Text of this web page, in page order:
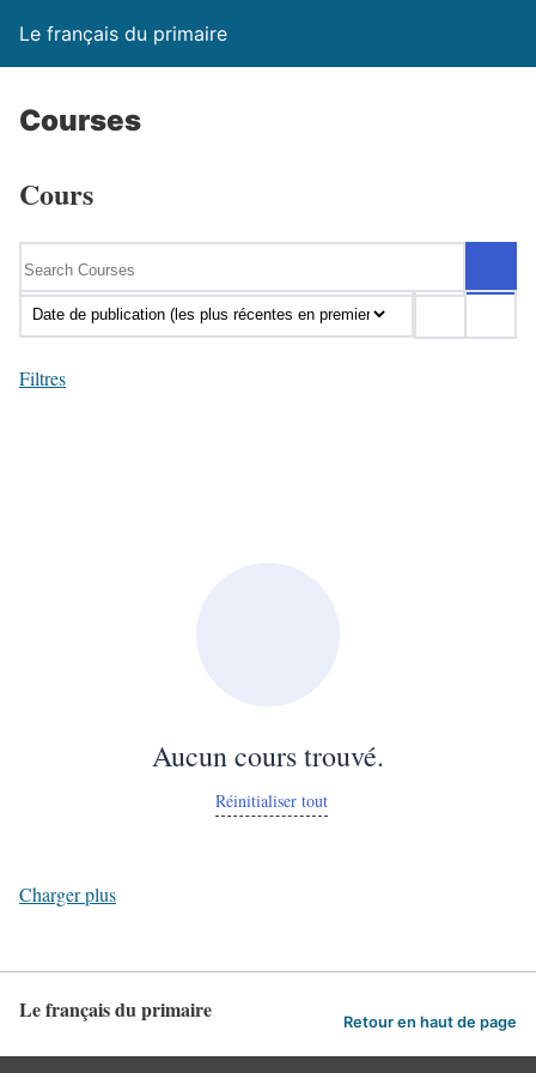
Le français du primaire
Courses
Cours
Filtres
Aucun cours trouvé.
Réinitialiser tout
Charger plus
Le français du primaire Retour en haut de page